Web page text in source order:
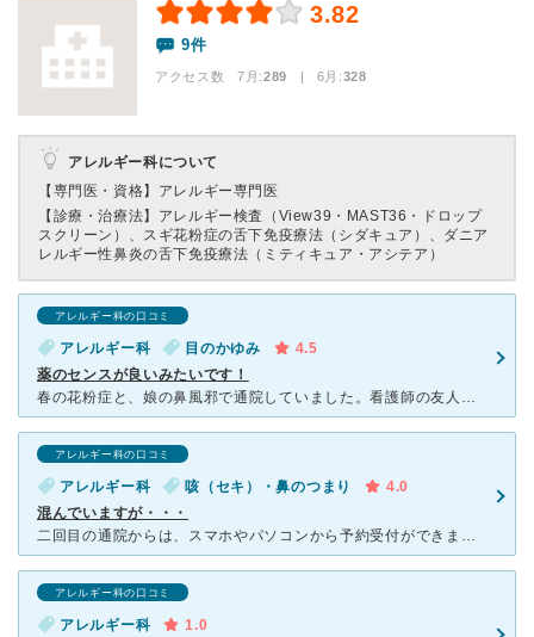
3.82
9件
アクセス数 7月:289 | 6月:328
アレルギー科について
【専門医・資格】 アレルギー専門医
【診療・治療法】 アレルギー検査（View39・MAST36・ドロップ
スクリーン）、スギ花粉症の舌下免疫療法（シダキュア）、ダニア
レルギー性鼻炎の舌下免疫療法（ミティキュア・アシテア）
アレルギー科の口コミ
アレルギー科 目のかゆみ
4.5
薬のセンスが良いみたいです！
春の花粉症と、娘の鼻風邪で通院していました。看護師の友人から「薬のセンスが良い！」と聞いて受診した病院です。以前鼻の薬で具合が悪くなったことがあり、鼻の薬に抵抗がありました。でもあべ先生はその話を聞き
アレルギー科の口コミ
アレルギー科 咳（セキ）・鼻のつまり
4.0
混んでいますが・・・
二回目の通院からは、スマホやパソコンから予約受付ができます。 仕事帰りに病院に向かう前に 予約受付をすませれば、 割と待たずに終わらすことができます。 受診時も何人も看護婦さんがいるので
アレルギー科の口コミ
アレルギー科
1.0